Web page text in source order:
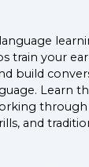
train your
build
Learn
through
and